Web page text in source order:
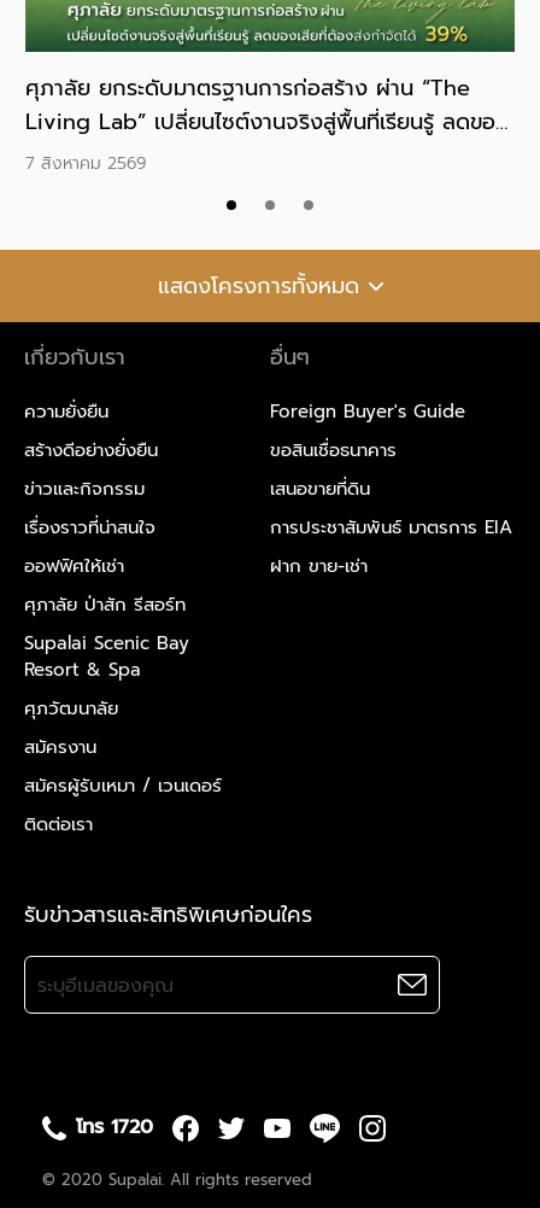
ศุภาลัย ยกระดับมาตรฐานการก่อสร้าง ผ่าน “The
Living Lab” เปลี่ยนไซต์งานจริงสู่พื้นที่เรียนรู้ ลดของ
เสียที่ต้องส่งกำจัดได้ 39%
7 สิงหาคม 2569
แสดงโครงการทั้งหมด
เกี่ยวกับเรา
ความยั่งยืน
สร้างดีอย่างยั่งยืน
ข่าวและกิจกรรม
เรื่องราวที่น่าสนใจ
ออฟฟิศให้เช่า
ศุภาลัย ป่าสัก รีสอร์ท
Supalai Scenic Bay
Resort & Spa
ศุภวัฒนาลัย
สมัครงาน
สมัครผู้รับเหมา / เวนเดอร์
ติดต่อเรา
อื่นๆ
Foreign Buyer's Guide
ขอสินเชื่อธนาคาร
เสนอขายที่ดิน
การประชาสัมพันธ์ มาตรการ EIA
ฝาก ขาย-เช่า
รับข่าวสารและสิทธิพิเศษก่อนใคร
โทร 1720
© 2020 Supalai. All rights reserved